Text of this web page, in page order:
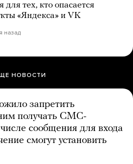
для тех, кто опасается
«Яндекса» и VK
назад
НОВОСТИ
запретить
получать СМС-
сообщения для входа
смогут установить